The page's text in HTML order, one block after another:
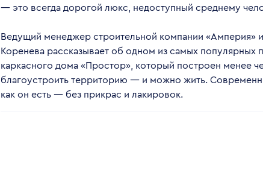
— это всегда дорогой люкс, недоступный среднему
Ведущий менеджер строительной компании «Амперия»
Коренева рассказывает об одном из самых популярных
каркасного дома «Простор», который построен менее
благоустроить территорию — и можно жить.
как он есть — без прикрас и лакировок.